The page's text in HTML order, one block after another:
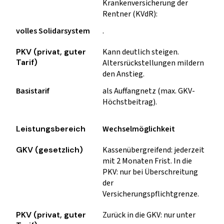
Krankenversicherung der
Rentner (KVdR):
volles Solidarsystem
.
Kann deutlich steigen.
Altersrückstellungen mildern
den Anstieg.
Basistarif
als Auffangnetz (max. GKV-
Höchstbeitrag).
Wechselmöglichkeit
Kassenübergreifend: jederzeit
mit 2 Monaten Frist. In die
PKV: nur bei Überschreitung
der
Versicherungspflichtgrenze.
Zurück in die GKV: nur unter